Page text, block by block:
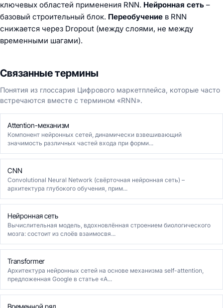
ключевых областей применения RNN. Нейронная сеть –
базовый строительный блок. Переобучение в RNN
снижается через Dropout (между слоями, не между
временными шагами).
Связанные термины
Понятия из глоссария Цифрового маркетплейса, которые часто
встречаются вместе с термином «RNN».
Attention-механизм
Компонент нейронных сетей, динамически взвешивающий
значимость различных частей входа при форми...
CNN
Convolutional Neural Network (свёрточная нейронная сеть) –
архитектура глубокого обучения, прим...
Нейронная сеть
Вычислительная модель, вдохновлённая строением биологического
мозга: состоит из слоёв взаимосвя...
Transformer
Архитектура нейронных сетей на основе механизма self-attention,
предложенная Google в статье «A...
Временной ряд